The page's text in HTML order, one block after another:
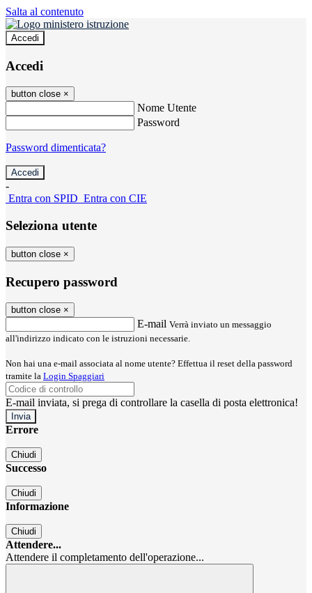
Salta al contenuto
Accedi
Accedi
button close ×
Nome Utente
Password
Password dimenticata?
-
Entra con SPID Entra con CIE
Seleziona utente
button close ×
Recupero password
button close ×
E-mail Verrà inviato un messaggio
all'indirizzo indicato con le istruzioni necessarie.
Non hai una e-mail associata al nome utente? Effettua il reset della password
tramite la Login Spaggiari
E-mail inviata, si prega di controllare la casella di posta elettronica!
Errore
Chiudi
Successo
Chiudi
Informazione
Chiudi
Attendere...
Attendere il completamento dell'operazione...